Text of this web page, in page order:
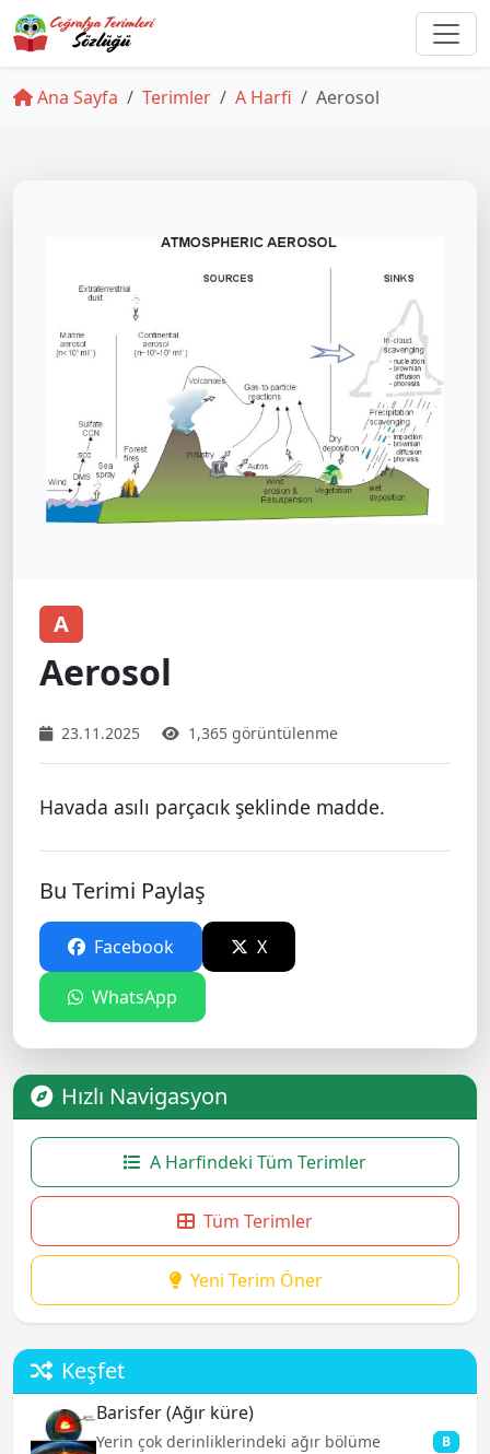
Ana Sayfa Terimler A Harfi Aerosol
A
Aerosol
23.11.2025 1,365 görüntülenme
Havada asılı parçacık şeklinde madde.
Bu Terimi Paylaş
Facebook X
WhatsApp
Hızlı Navigasyon
A Harfindeki Tüm Terimler
Tüm Terimler
Yeni Terim Öner
Keşfet
Barisfer (Ağır küre)
Yerin çok derinliklerindeki ağır bölüme
B